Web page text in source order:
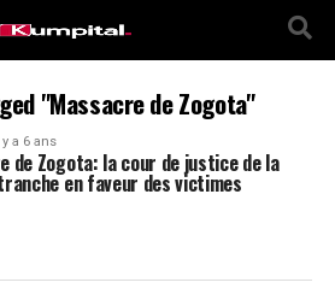
"Massacre de Zogota"
y a 6 ans
de Zogota: la cour de justice de la
tranche en faveur des victimes